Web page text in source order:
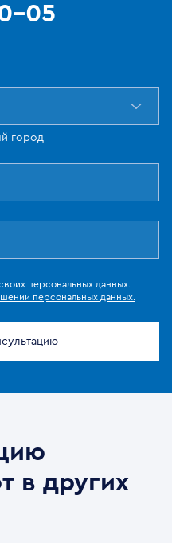
05
город
персональных данных.
персональных данных.
в других